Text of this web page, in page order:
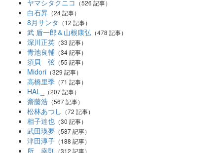
ヤマシタクニコ （526 記事）
白石昇 （24 記事）
8月サンタ （12 記事）
武 盾一郎＆山根康弘 （478 記事）
深川正英 （33 記事）
青池良輔 （34 記事）
須貝 弦 （55 記事）
Midori （329 記事）
高橋里季 （71 記事）
HAL_ （207 記事）
齋藤浩 （567 記事）
松林あつし （72 記事）
相子達也 （30 記事）
武田瑛夢 （587 記事）
津田淳子 （188 記事）
所 幸則 （312 記事）